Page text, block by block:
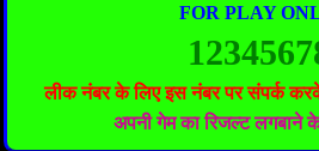
FOR PLAY
लीक नंबर के लिए इस नंबर पर संपर्क
अपनी गेम का रिजल्ट लगबाने